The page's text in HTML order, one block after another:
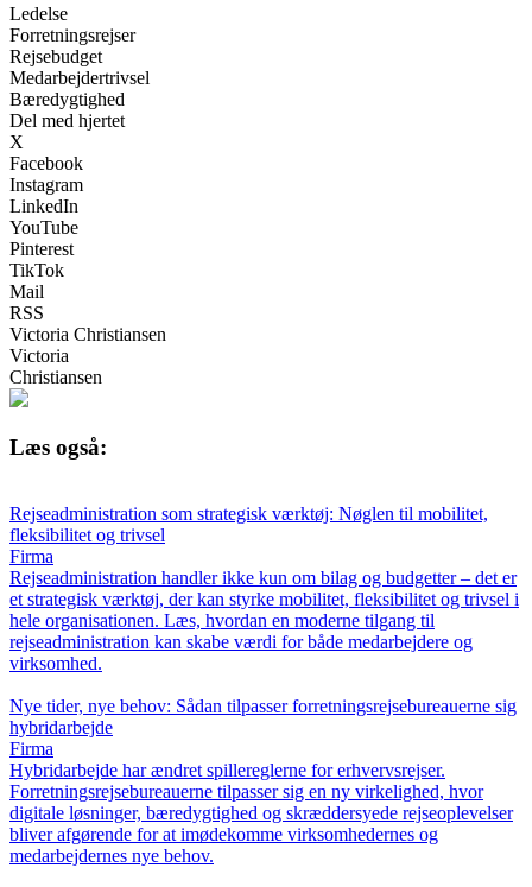
Ledelse
Forretningsrejser
Rejsebudget
Medarbejdertrivsel
Bæredygtighed
Del med hjertet
X
Facebook
Instagram
LinkedIn
YouTube
Pinterest
TikTok
Mail
RSS
Victoria Christiansen
Victoria
Christiansen
Læs også:
Rejseadministration som strategisk værktøj: Nøglen til mobilitet,
fleksibilitet og trivsel
Firma
Rejseadministration handler ikke kun om bilag og budgetter – det er
et strategisk værktøj, der kan styrke mobilitet, fleksibilitet og trivsel i
hele organisationen. Læs, hvordan en moderne tilgang til
rejseadministration kan skabe værdi for både medarbejdere og
virksomhed.
Nye tider, nye behov: Sådan tilpasser forretningsrejsebureauerne sig
hybridarbejde
Firma
Hybridarbejde har ændret spillereglerne for erhvervsrejser.
Forretningsrejsebureauerne tilpasser sig en ny virkelighed, hvor
digitale løsninger, bæredygtighed og skræddersyede rejseoplevelser
bliver afgørende for at imødekomme virksomhedernes og
medarbejdernes nye behov.